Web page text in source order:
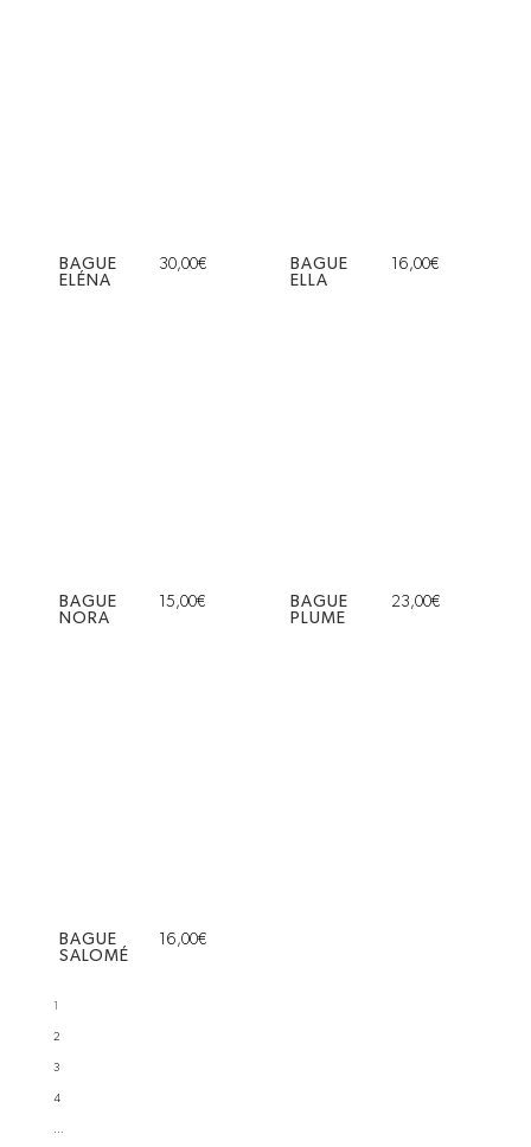
BAGUE
ELÉNA
30,00€
BAGUE
ELLA
16,00€
BAGUE
NORA
15,00€
BAGUE
PLUME
23,00€
BAGUE
SALOMÉ
16,00€
1
2
3
4
…